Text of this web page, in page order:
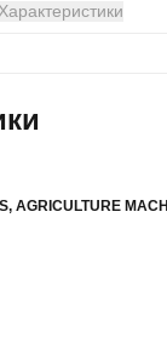
Характеристики
AGRICULTURE